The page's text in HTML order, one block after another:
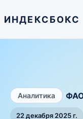
ИНДЕКСБОКС
Аналитика
22 декабря 2025 г.